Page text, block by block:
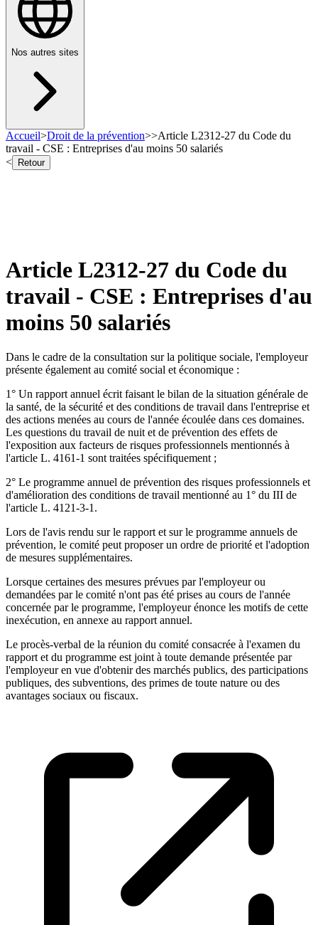
Nos autres sites
Accueil>Droit de la prévention>>Article L2312-27 du Code du
travail - CSE : Entreprises d'au moins 50 salariés
<
Retour
Article L2312-27 du Code du
travail - CSE : Entreprises d'au
moins 50 salariés
Dans le cadre de la consultation sur la politique sociale, l'employeur
présente également au comité social et économique :
1° Un rapport annuel écrit faisant le bilan de la situation générale de
la santé, de la sécurité et des conditions de travail dans l'entreprise et
des actions menées au cours de l'année écoulée dans ces domaines.
Les questions du travail de nuit et de prévention des effets de
l'exposition aux facteurs de risques professionnels mentionnés à
l'article L. 4161-1 sont traitées spécifiquement ;
2° Le programme annuel de prévention des risques professionnels et
d'amélioration des conditions de travail mentionné au 1° du III de
l'article L. 4121-3-1.
Lors de l'avis rendu sur le rapport et sur le programme annuels de
prévention, le comité peut proposer un ordre de priorité et l'adoption
de mesures supplémentaires.
Lorsque certaines des mesures prévues par l'employeur ou
demandées par le comité n'ont pas été prises au cours de l'année
concernée par le programme, l'employeur énonce les motifs de cette
inexécution, en annexe au rapport annuel.
Le procès-verbal de la réunion du comité consacrée à l'examen du
rapport et du programme est joint à toute demande présentée par
l'employeur en vue d'obtenir des marchés publics, des participations
publiques, des subventions, des primes de toute nature ou des
avantages sociaux ou fiscaux.